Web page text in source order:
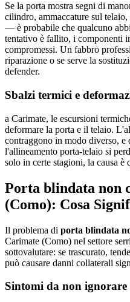
Se la porta mostra segni di
cilindro, ammaccature sul
— è probabile che qualcuno
tentativo è fallito, i componenti
compromessi. Un fabbro
riparazione o se serve la
defender.
Sbalzi termici e
a Carimate, le escursioni
deformare la porta e il telaio.
contraggono in modo diverso,
l'allineamento porta-telaio si
solo in certe stagioni, la causa è
Porta blindata non
(Como): Cosa
Il problema di porta blindata
Carimate (Como) nel settore
sottovalutare: se trascurato,
può causare danni collaterali
Sintomi da non ignorare